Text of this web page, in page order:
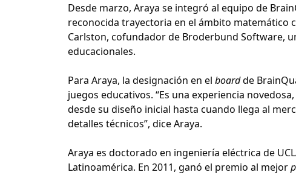
Desde marzo, Araya se integró al equipo de
reconocida trayectoria en el ámbito matemático
Carlston, cofundador de Broderbund Software,
educacionales.
Para Araya, la designación en el boardde
juegos educativos. “Es una experiencia
desde su diseño inicial hasta cuando llega al
detalles técnicos”, dice Araya.
Araya es doctorado en ingeniería eléctrica de
Latinoamérica. En 2011, ganó el premio al mejor